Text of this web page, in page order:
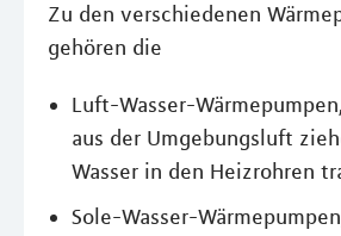
Zu den verschiedenen
gehören die
Luft-Wasser-
aus der Umgebungsluft
Wasser in den Heizrohren
Sole-Wasser-